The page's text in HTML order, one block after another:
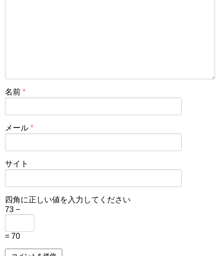
名前 *
メール *
サイト
四角に正しい値を入力してください
73 −
= 70